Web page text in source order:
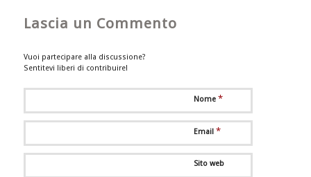
Lascia un Commento
Vuoi partecipare alla discussione?
Sentitevi liberi di contribuire!
Nome *
Email *
Sito web